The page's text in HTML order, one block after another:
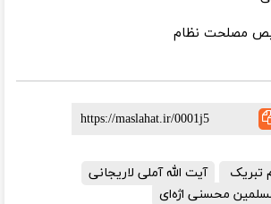
مصلحت نظام
تبریک
آیت الله آملی لاریجانی
محسنی اژه‌ای